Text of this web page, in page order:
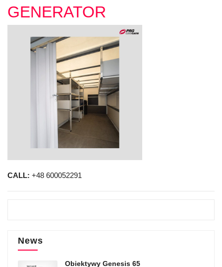
GENERATOR
CALL: +48 600052291
News
Obiektywy Genesis 65